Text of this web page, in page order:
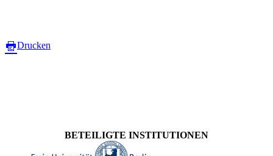
Drucken
BETEILIGTE INSTITUTIONEN